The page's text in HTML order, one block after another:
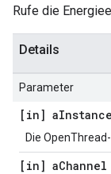
Rufe die
Details
Parameter
[in] aInstance
Die
[in] aChannel